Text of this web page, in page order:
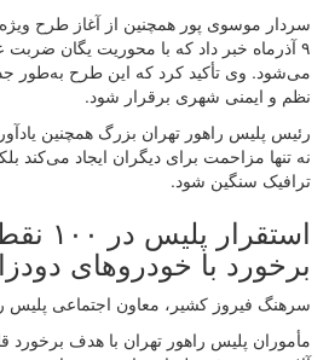
سردار موسوی پور همچنین از آغاز طرح ویژه
۹ آذرماه خبر داد که با محوریت یگان ضربت
می‌شود. وی تأکید کرد که این طرح به‌طور
نظم و ایمنی شهری برقرار شود.
رئیس پلیس راهور تهران بزرگ همچنین
نه تنها مزاحمت برای دیگران ایجاد می‌کند
ترافیک سنگین شود.
استقرار
برخورد با خودروهای دودزا (۴ آذر ۱۴۰۴)
سرهنگ فیروز کشیر، معاون اجتماعی پلیس
مأموران پلیس راهور تهران با هدف برخورد